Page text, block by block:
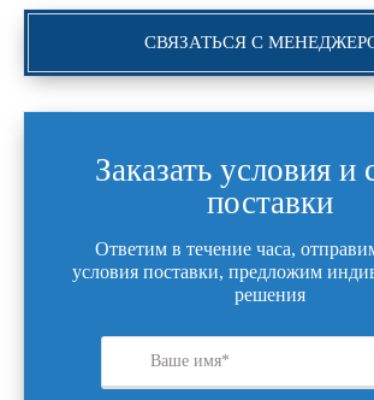
СВЯЗАТЬСЯ С
Заказать условия и
поставки
Ответим в течение часа,
условия поставки, предложим
решения